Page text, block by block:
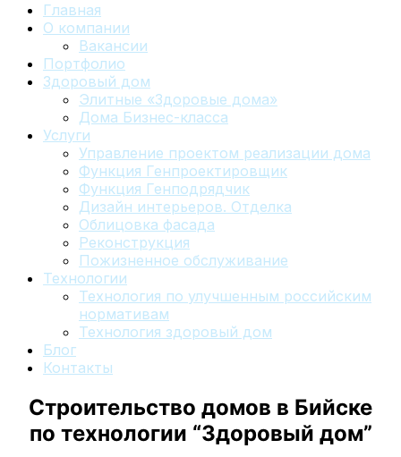
Главная
О компании
Вакансии
Портфолио
Здоровый дом
Элитные «Здоровые дома»
Дома Бизнес-класса
Услуги
Управление проектом реализации дома
Функция Генпроектировщик
Функция Генподрядчик
Дизайн интерьеров. Отделка
Облицовка фасада
Реконструкция
Пожизненное обслуживание
Технологии
Технология по улучшенным российским
нормативам
Технология здоровый дом
Блог
Контакты
Строительство домов в Бийске
по технологии “Здоровый дом”